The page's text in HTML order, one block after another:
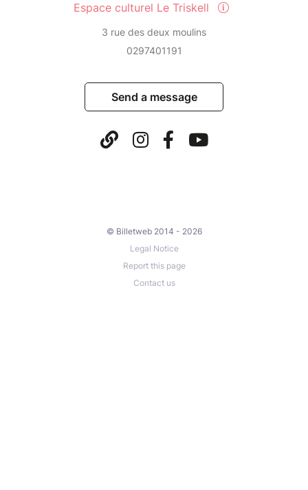
Espace culturel Le Triskell
3 rue des deux moulins
0297401191
Send a message
© Billetweb 2014 - 2026
Legal Notice
Report this page
Contact us